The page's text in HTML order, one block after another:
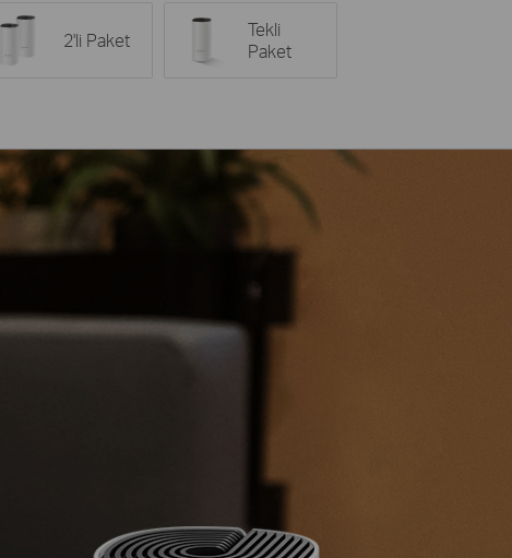
2'li Paket
Tekli
Paket